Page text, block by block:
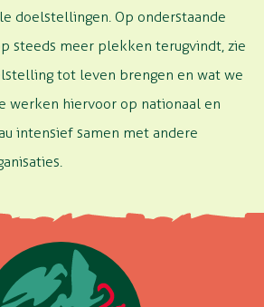
doelstellingen. Op onderstaande
steeds meer plekken terugvindt, zie
tot leven brengen en wat we
werken hiervoor op nationaal en
intensief samen met andere